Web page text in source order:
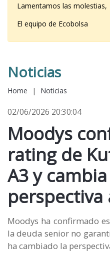
Lamentamos las molestias,
El equipo de Ecobolsa
Noticias
Home | Noticias
02/06/2026 20:30:04
Moodys
rating de
A3 y
perspectiva
Moodys ha confirmado
la deuda senior no
ha cambiado la